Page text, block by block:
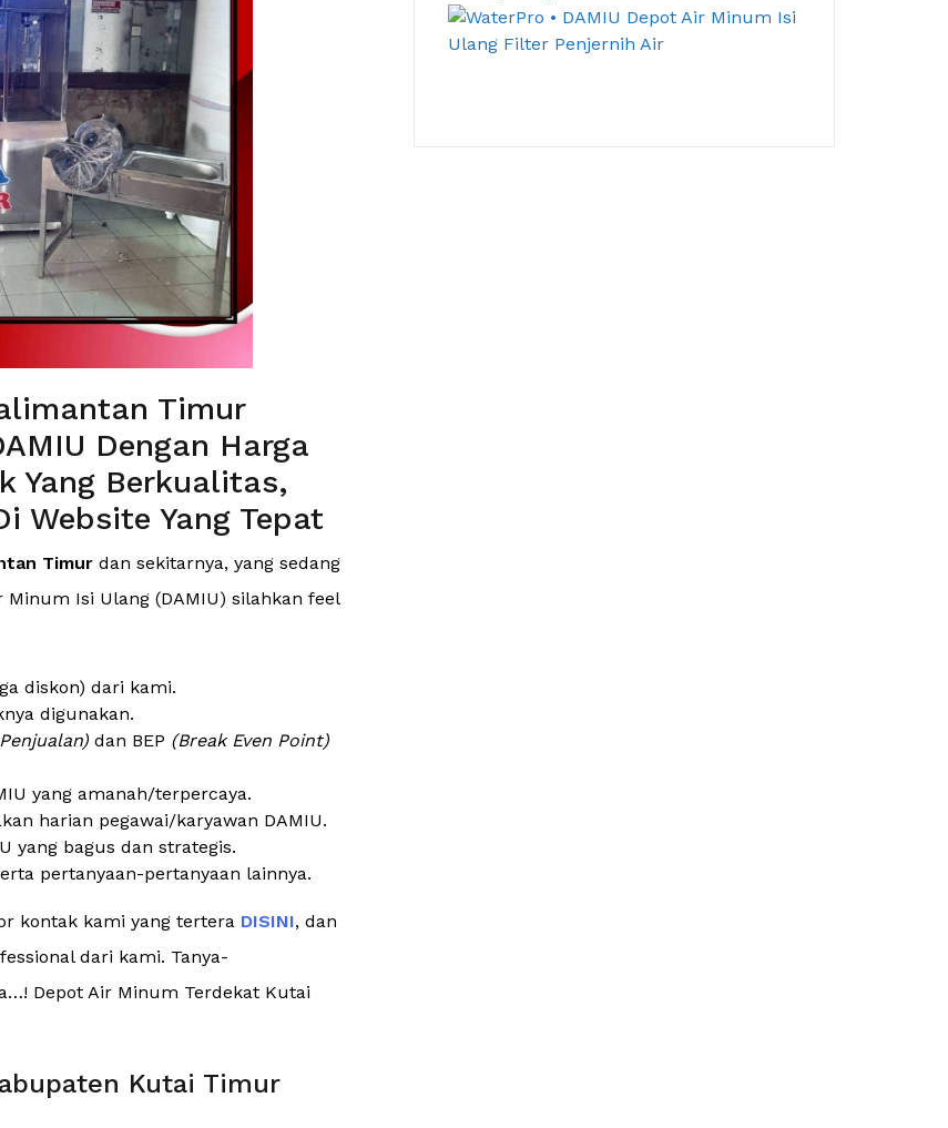
Timur
Dengan Harga
Yang Berkualitas,
Website Yang Tepat
Timur dan sekitarnya, yang sedang
Isi Ulang (DAMIU) silahkan feel
diskon) dari kami.
digunakan.
dan BEP (Break Even Point)
yang amanah/terpercaya.
harian pegawai/karyawan DAMIU.
yang bagus dan strategis.
pertanyaan-pertanyaan lainnya.
kontak kami yang tertera DISINI, dan
dari kami. Tanya-
Depot Air Minum Terdekat Kutai
Kutai Timur